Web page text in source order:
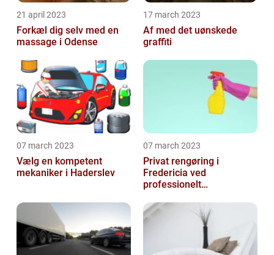
21 april 2023
Forkæl dig selv med en
massage i Odense
17 march 2023
Af med det uønskede
graffiti
07 march 2023
Vælg en kompetent
mekaniker i Haderslev
07 march 2023
Privat rengøring i
Fredericia ved
professionelt